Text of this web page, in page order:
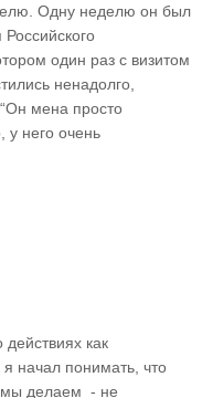
Одну неделю он был
один раз с визитом
ненадолго,
мена просто
у него очень
как
начал понимать, что
мы делаем - не